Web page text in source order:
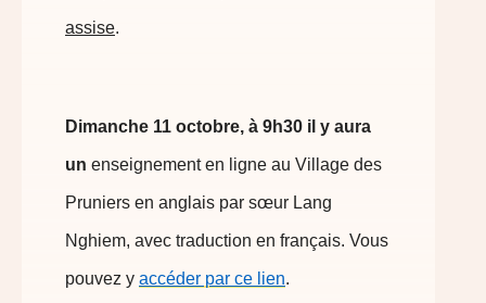
assise.
Dimanche 11 octobre, à 9h30 il y aura
un enseignement en ligne au Village des
Pruniers en anglais par sœur Lang
Nghiem, avec traduction en français. Vous
pouvez y accéder par ce lien.